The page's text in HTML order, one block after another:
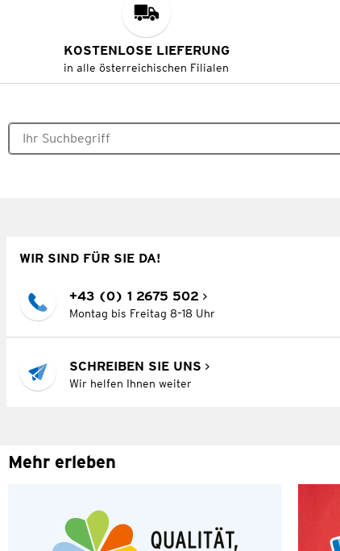
KOSTENLOSE LIEFERUNG
in alle österreichischen Filialen
WIR SIND FÜR SIE DA!
+43 (0) 1 2675 502
Montag bis Freitag 8–18 Uhr
SCHREIBEN SIE UNS
Wir helfen Ihnen weiter
Mehr erleben